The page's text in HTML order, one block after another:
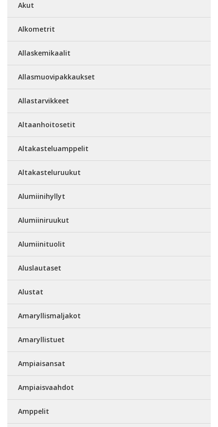
Akut
Alkometrit
Allaskemikaalit
Allasmuovipakkaukset
Allastarvikkeet
Altaanhoitosetit
Altakasteluamppelit
Altakasteluruukut
Alumiinihyllyt
Alumiiniruukut
Alumiinituolit
Aluslautaset
Alustat
Amaryllismaljakot
Amaryllistuet
Ampiaisansat
Ampiaisvaahdot
Amppelit